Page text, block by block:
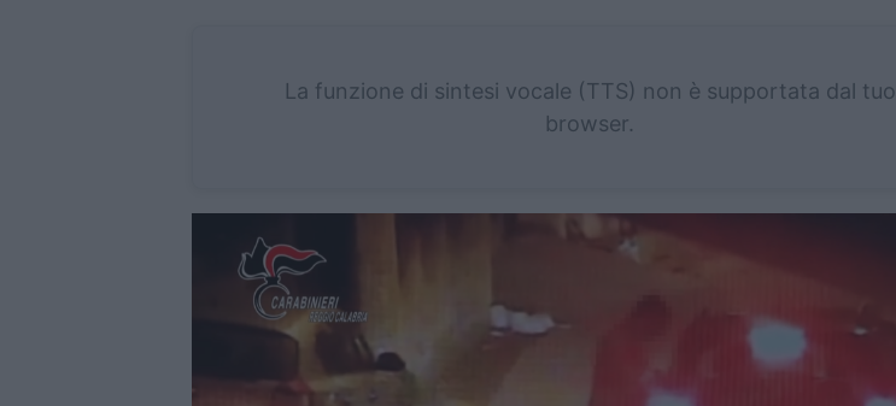
La funzione di sintesi vocale (TTS) non è supportata dal tuo
browser.